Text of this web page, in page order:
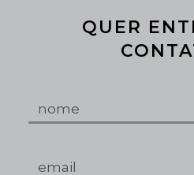
QUER